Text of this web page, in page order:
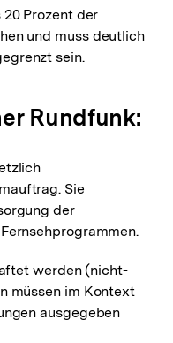
Prozent der
und muss deutlich
sein.
Rundfunk:
Sie
der
werden (nicht-
müssen im Kontext
ausgegeben